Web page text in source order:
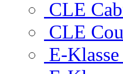
CLE
CLE
E-